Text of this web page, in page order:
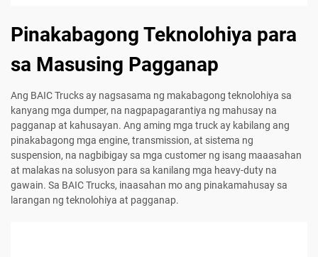
Pinakabagong Teknolohiya para
sa Masusing Pagganap
Ang BAIC Trucks ay nagsasama ng makabagong teknolohiya sa
kanyang mga dumper, na nagpapagarantiya ng mahusay na
pagganap at kahusayan. Ang aming mga truck ay kabilang ang
pinakabagong mga engine, transmission, at sistema ng
suspension, na nagbibigay sa mga customer ng isang maaasahan
at malakas na solusyon para sa kanilang mga heavy-duty na
gawain. Sa BAIC Trucks, inaasahan mo ang pinakamahusay sa
larangan ng teknolohiya at pagganap.